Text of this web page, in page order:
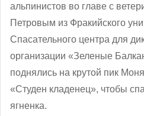
альпинистов во главе с
Петровым из Фракийского
Спасательного центра для
организации «Зеленые
поднялись на крутой пик
«Студен кладенец», чтобы
ягненка.